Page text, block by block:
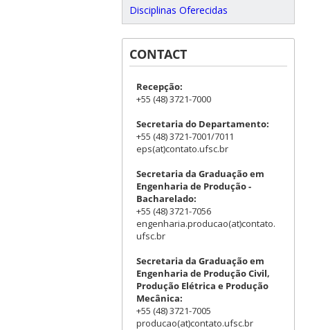
Disciplinas Oferecidas
CONTACT
Recepção:
+55 (48) 3721-7000
Secretaria do Departamento:
+55 (48) 3721-7001/7011
eps(at)contato.ufsc.br
Secretaria da Graduação em
Engenharia de Produção -
Bacharelado:
+55 (48) 3721-7056
engenharia.producao(at)contato.
ufsc.br
Secretaria da Graduação em
Engenharia de Produção Civil,
Produção Elétrica e Produção
Mecânica:
+55 (48) 3721-7005
producao(at)contato.ufsc.br